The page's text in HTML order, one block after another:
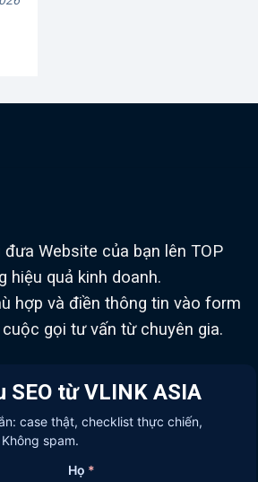
Website của bạn lên TOP
hiệu quả kinh doanh.
hợp và điền thông tin vào form
gọi tư vấn từ chuyên gia.
SEO từ VLINK ASIA
case thật, checklist thực chiến,
spam.
Họ *